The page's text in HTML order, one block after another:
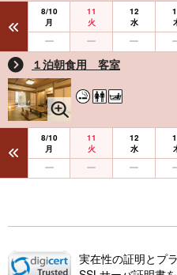
8/10
月
11
火
12
水
１泊朝食用 客室
8/10
月
11
火
12
水
実在性の証明とプ